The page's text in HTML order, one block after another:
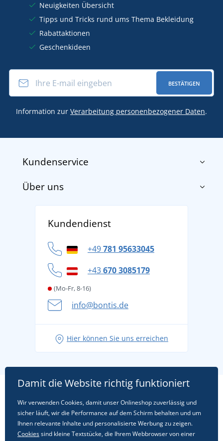
Neuigkeiten Übersicht
Tipps und Tricks rund ums Thema Bekleidung
Rabattaktionen
Geschenkideen
BESTÄTIGEN
Information zur Verarbeitung personenbezogener Daten.
Kundenservice
Impressum
Versand und Zahlung
Datenschutz
Cookie-Richtlinie
Über uns
Für Unternehmen und Organisationen
Kundendienst
+49781 95633045
+43670 3085179
(Mo-Fr, 8-16)
info@bontis.de
Hier können Sie uns erreichen
Damit die Website richtig funktioniert
Wir verwenden Cookies, damit unser Onlineshop zuverlässig und
sicher läuft, wir die Performance auf dem Schirm behalten und um
Ihnen relevante Inhalte und personalisierte Werbung zu zeigen.
Cookiessind kleine Textstücke, die Ihrem Webbrowser von einer